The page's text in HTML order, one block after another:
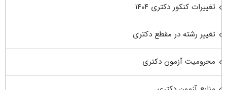
تغییرات کنکور دکتری ۱۴۰۴
تغییر رشته در مقطع دکتری
محرومیت آزمون دکتری